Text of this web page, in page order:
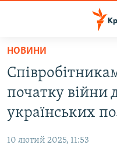
Перейти
основного
матеріалу
Перейти
до
основної
ВОДА.КРИМ
ВІДЕО ТА ФОТО
БЛОГИ
НОВИНИ
початку війни
українських
10 лютий 2025, 11:53